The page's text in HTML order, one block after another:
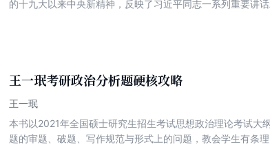
的十九大以来中央新精神，反映了习近平同志一系列重要讲
王一珉考研政治分析题硬核攻略
王一珉
本书以2021年全国硕士研究生招生考试思想政治理论考试
题的审题、破题、写作规范与形式上的问题，教会学生有条